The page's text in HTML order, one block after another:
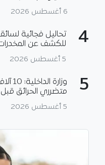
6 أغسطس 2026
4
تحاليل فجائية
للكشف عن
5 أغسطس 2026
5
متضرري الحرائق
5 أغسطس 2026